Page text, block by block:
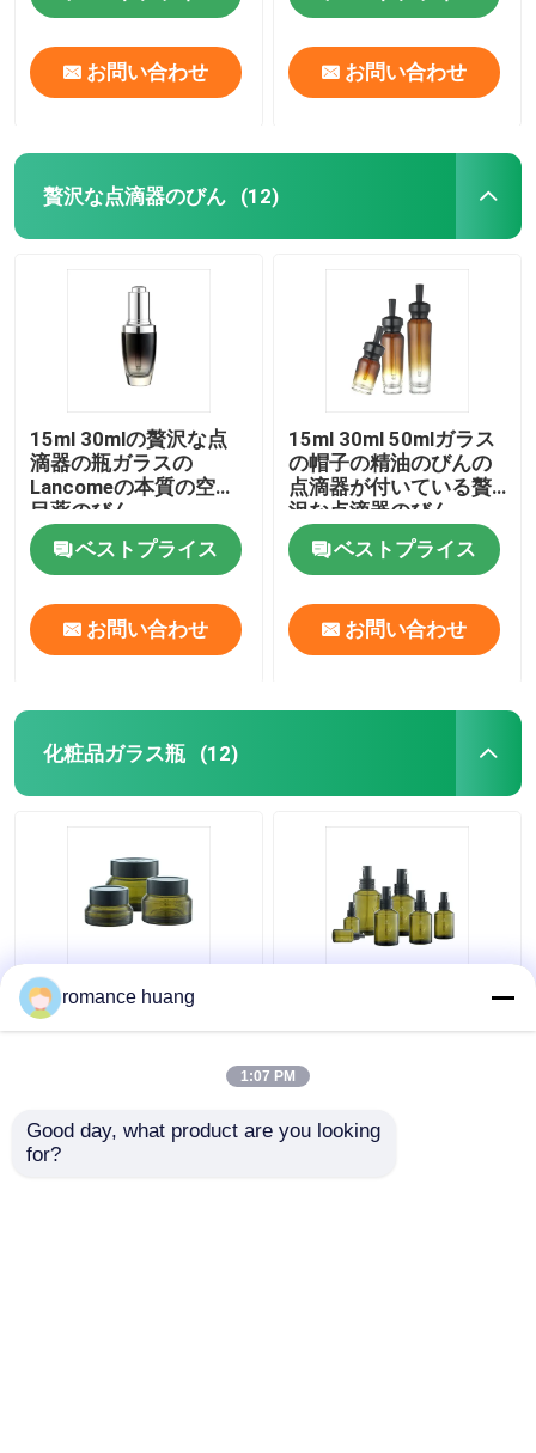
お問い合わせ お問い合わせ
贅沢な点滴器のびん (12)
15ml 30mlの贅沢な点
滴器の瓶ガラスの
Lancomeの本質の空の
目薬のびん
ベストプライス
お問い合わせ
15ml 30ml 50mlガラス
の帽子の精油のびんの
点滴器が付いている贅
沢な点滴器のびん
ベストプライス
お問い合わせ
化粧品ガラス瓶 (12)
クリーム色の化粧品の
ガラス ビン15ml 30ml
のためのクリーム色の
ンプびん
romance huang
1:07 PM
Good day, what product are you looking
for?